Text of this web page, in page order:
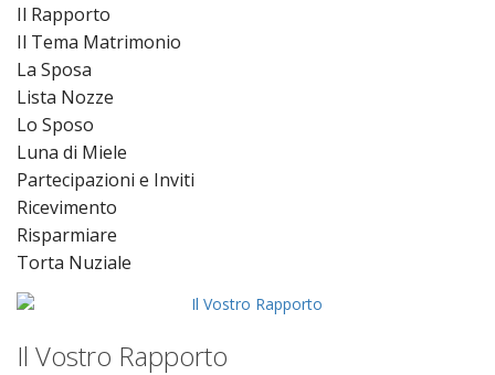
Il Rapporto
Il Tema Matrimonio
La Sposa
Lista Nozze
Lo Sposo
Luna di Miele
Partecipazioni e Inviti
Ricevimento
Risparmiare
Torta Nuziale
Il Vostro Rapporto